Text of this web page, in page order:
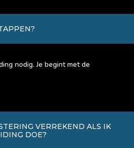
nodig. Je begint met de
VERREKEND ALS IK
DOE?